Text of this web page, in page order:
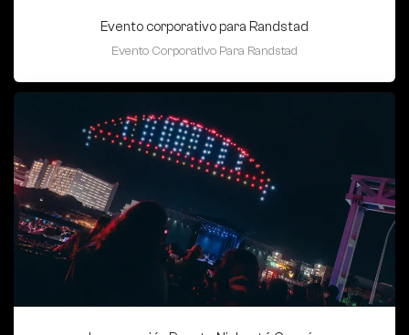
Evento corporativo para Randstad
Evento Corporativo Para Randstad